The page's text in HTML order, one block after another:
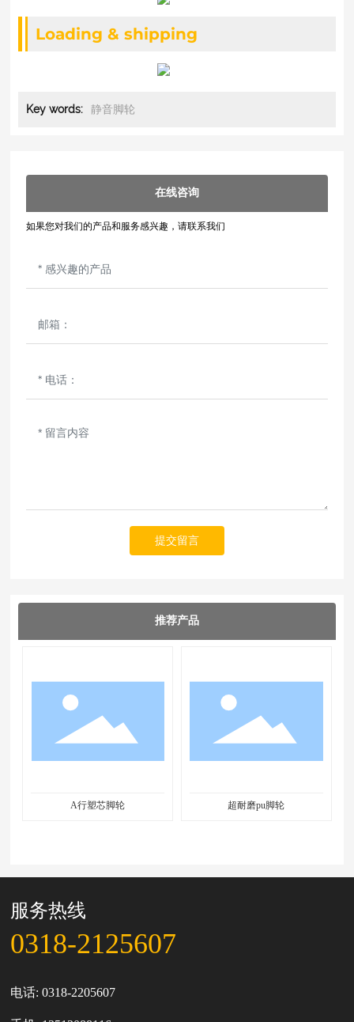
Loading & shipping
Key words: 静音脚轮
在线咨询
如果您对我们的产品和服务感兴趣，请联系我们
提交留言
推荐产品
A行塑芯脚轮 超耐磨pu脚轮
服务热线
0318-2125607
电话:0318-2205607